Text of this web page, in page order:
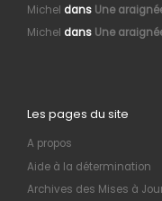
Michel dans Une
Michel dans Une
Les pages du site
A propos
Aide à la détermination
Archives des Mises à